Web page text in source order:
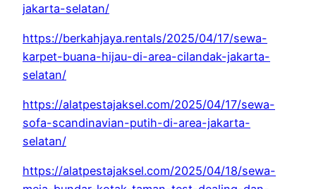
jakarta-selatan/
https://berkahjaya.rentals/2025/04/17/sewa-
karpet-buana-hijau-di-area-cilandak-jakarta-
selatan/
https://alatpestajaksel.com/2025/04/17/sewa-
sofa-scandinavian-putih-di-area-jakarta-
selatan/
https://alatpestajaksel.com/2025/04/18/sewa-